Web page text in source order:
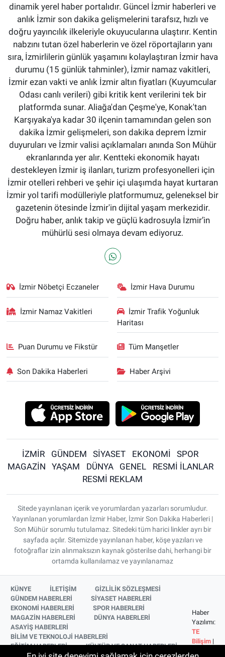
dinamik yerel haber portalıdır. Güncel İzmir haberleri ve
anlık İzmir son dakika gelişmelerini tarafsız, hızlı ve
doğru yayıncılık ilkeleriyle okuyucularına ulaştırır. Kentin
nabzını tutan özel haberlerin ve özel röportajların yanı
sıra, İzmirlilerin günlük yaşamını kolaylaştıran İzmir hava
durumu (15 günlük tahminler), İzmir namaz vakitleri,
İzmir ezan vakti ve anlık İzmir altın fiyatları (Kuyumcular
Odası canlı verileri) gibi kritik kent verilerini tek bir
platformda sunar. Aliağa'dan Çeşme'ye, Konak'tan
Karşıyaka'ya kadar 30 ilçenin tamamından gelen son
dakika İzmir gelişmeleri, son dakika deprem İzmir
duyuruları ve İzmir valisi açıklamaları anında Son Mühür
ekranlarında yer alır. Kentteki ekonomik hayatı
destekleyen İzmir iş ilanları, turizm profesyonelleri için
İzmir otelleri rehberi ve şehir içi ulaşımda hayat kurtaran
İzmir yol tarifi modülleriyle platformumuz, geleneksel bir
gazetenin ötesinde İzmir'in dijital yaşam merkezidir.
Doğru haber, anlık takip ve güçlü kadrosuyla İzmir’in
mühürlü sesi olmaya devam ediyoruz.
İzmir Nöbetçi Eczaneler İzmir Hava Durumu
İzmir Namaz Vakitleri
İzmir Trafik Yoğunluk
Haritası
Puan Durumu ve Fikstür Tüm Manşetler
Son Dakika Haberleri Haber Arşivi
İZMİR GÜNDEM SİYASET EKONOMİ
SPOR
MAGAZİN
YAŞAM DÜNYA GENEL
RESMİ İLANLAR
RESMİ REKLAM
Sitede yayınlanan içerik ve yorumlardan yazarları sorumludur.
Yayınlanan yorumlardan İzmir Haber, İzmir Son Dakika Haberleri |
Son Mühür sorumlu tutulamaz. Sitedeki tüm harici linkler ayrı bir
sayfada açılır. Sitemizde yayınlanan haber, köşe yazıları ve
fotoğraflar izin alınmaksızın kaynak gösterilse dahi, herhangi bir
ortamda kullanılamaz ve yayınlanamaz
KÜNYE İLETİŞİM
GİZLİLİK SÖZLEŞMESİ
GÜNDEM HABERLERİ
SİYASET HABERLERİ
EKONOMİ HABERLERİ
SPOR HABERLERİ
MAGAZİN HABERLERİ
DÜNYA HABERLERİ
ASAYİŞ HABERLERİ
BİLİM VE TEKNOLOJİ HABERLERİ
EĞİTİM HABERLERİ
KÜLTÜR VE SANAT HABERLERİ
Haber
Yazılımı:
TE
Bilişim |